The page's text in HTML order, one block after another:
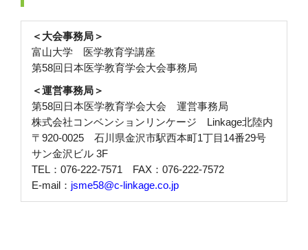
＜大会事務局＞
富山大学 医学教育学講座
第58回日本医学教育学会大会事務局
＜運営事務局＞
第58回日本医学教育学会大会 運営事務局
株式会社コンベンションリンケージ Linkage北陸内
〒920-0025 石川県金沢市駅西本町1丁目14番29号
サン金沢ビル 3F
TEL：076-222-7571 FAX：076-222-7572
E-mail： jsme58@c-linkage.co.jp